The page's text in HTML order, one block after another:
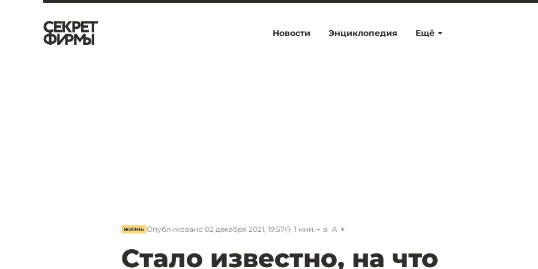
Ещё
Новости Энциклопедия
ЖИЗНЬ Опубликовано 02 декабря 2021, 19:57 1 мин. a A
Стало известно, на что